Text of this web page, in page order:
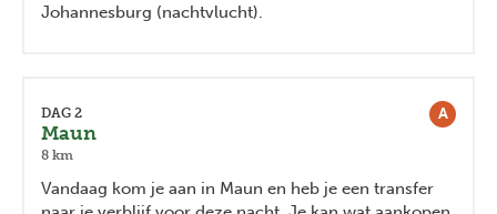
Johannesburg (nachtvlucht).
A
DAG 2
Maun
8 km
Vandaag kom je aan in Maun en heb je een transfer